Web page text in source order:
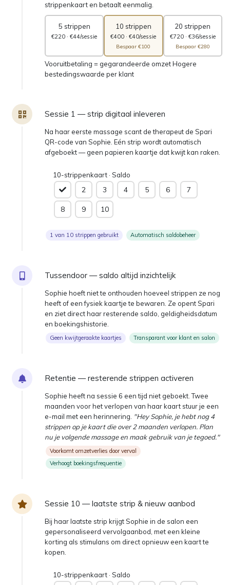
strippenkaart en betaalt eenmalig.
5 strippen
€220 · €44/sessie
10 strippen
€400 · €40/sessie
Bespaar €100
20 strippen
€720 · €36/sessie
Bespaar €280
Vooruitbetaling = gegarandeerde omzetHogere
bestedingswaarde per klant
Sessie 1 — strip digitaal inleveren
Na haar eerste massage scant de therapeut de Spari
QR-code van Sophie. Eén strip wordt automatisch
afgeboekt — geen papieren kaartje dat kwijt kan raken.
10-strippenkaart · Saldo
2 3 4 5 6 7
8 9 10
1 van 10 strippen gebruikt Automatisch saldobeheer
Tussendoor — saldo altijd inzichtelijk
Sophie hoeft niet te onthouden hoeveel strippen ze nog
heeft of een fysiek kaartje te bewaren. Ze opent Spari
en ziet direct haar resterende saldo, geldigheidsdatum
en boekingshistorie.
Geen kwijtgeraakte kaartjes Transparant voor klant en salon
Retentie — resterende strippen activeren
Sophie heeft na sessie 6 een tijd niet geboekt. Twee
maanden voor het verlopen van haar kaart stuur je een
e-mail met een herinnering. "Hey Sophie, je hebt nog 4
strippen op je kaart die over 2 maanden verlopen. Plan
nu je volgende massage en maak gebruik van je tegoed."
Voorkomt omzetverlies door verval
Verhoogt boekingsfrequentie
Sessie 10 — laatste strip & nieuw aanbod
Bij haar laatste strip krijgt Sophie in de salon een
gepersonaliseerd vervolgaanbod, met een kleine
korting als stimulans om direct opnieuw een kaart te
kopen.
10-strippenkaart · Saldo